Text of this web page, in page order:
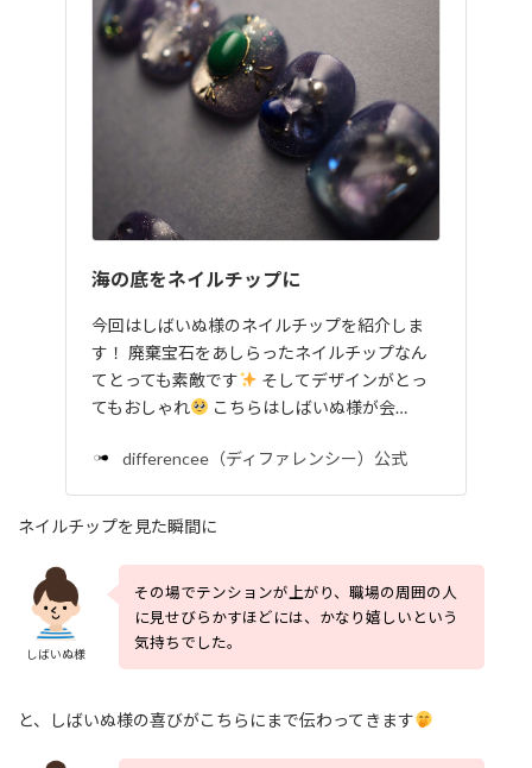
海の底をネイルチップに
今回はしばいぬ様のネイルチップを紹介しま
す！ 廃棄宝石をあしらったネイルチップなん
てとっても素敵です
そしてデザインがとっ
てもおしゃれ
こちらはしばいぬ様が会…
differencee（ディファレンシー）公式
ネイルチップを見た瞬間に
しばいぬ様
その場でテンションが上がり、職場の周囲の人
に見せびらかすほどには、かなり嬉しいという
気持ちでした。
と、しばいぬ様の喜びがこちらにまで伝わってきます